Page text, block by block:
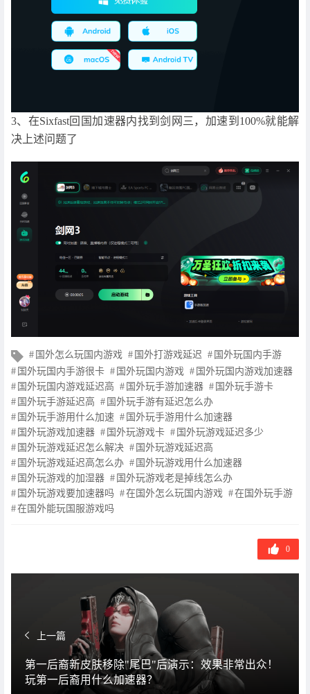
3、在Sixfast回国加速器内找到剑网三，加速到100%就能解
决上述问题了
文
章
标
签
国外怎么玩国内游戏 国外打游戏延迟
国外玩国内手游
国外玩国内手游很卡
国外玩国内游戏
国外玩国内游戏加速器
国外玩国内游戏延迟高
国外玩手游加速器
国外玩手游卡
国外玩手游延迟高
国外玩手游有延迟怎么办
国外玩手游用什么加速
国外玩手游用什么加速器
国外玩游戏加速器
国外玩游戏卡
国外玩游戏延迟多少
国外玩游戏延迟怎么解决
国外玩游戏延迟高
国外玩游戏延迟高怎么办
国外玩游戏用什么加速器
国外玩游戏的加湿器
国外玩游戏老是掉线怎么办
国外玩游戏要加速器吗
在国外怎么玩国内游戏
在国外玩手游
在国外能玩国服游戏吗
0
上一篇
第一后裔新皮肤移除"尾巴"后演示：效果非常出众！
玩第一后裔用什么加速器？